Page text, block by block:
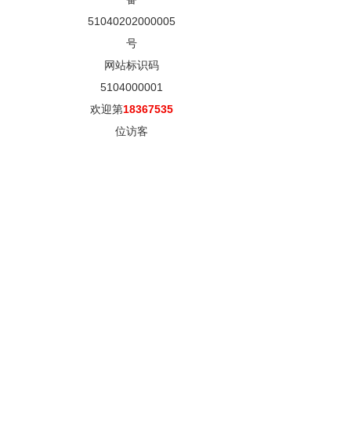
51040202000005
号
网站标识码
5104000001
欢迎第18367535
位访客